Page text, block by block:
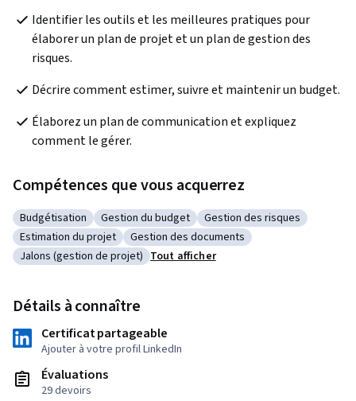
Identifier les outils et les meilleures pratiques pour
élaborer un plan de projet et un plan de gestion des
risques.
Décrire comment estimer, suivre et maintenir un budget.
Élaborez un plan de communication et expliquez
comment le gérer.
Compétences que vous acquerrez
Catégorie : Budgétisation
Budgétisation Catégorie : Gestion du budget
Gestion du budget Catégorie : Gestion des
Gestion des risques
Catégorie : Estimation du projet
Estimation du projet Catégorie : Gestion des documents
Gestion des documents
Catégorie : Jalons (gestion de projet)
Jalons (gestion de projet) Tout afficher
Détails à connaître
Certificat partageable
Ajouter à votre profil LinkedIn
Évaluations
29 devoirs